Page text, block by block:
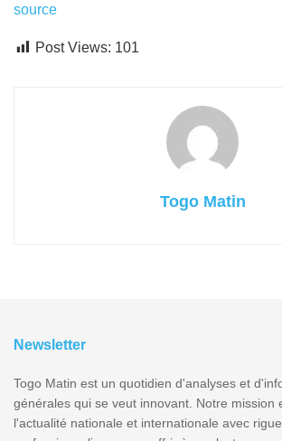
source
Post Views: 101
Togo Matin
Newsletter
Togo Matin est un quotidien d'analyses et
générales qui se veut innovant. Notre mission
l'actualité nationale et internationale avec